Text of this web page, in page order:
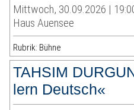
Mittwoch, 30.09.2026 |
Haus Auensee
Rubrik: Bühne
TAHSIM
lern Deutsch«